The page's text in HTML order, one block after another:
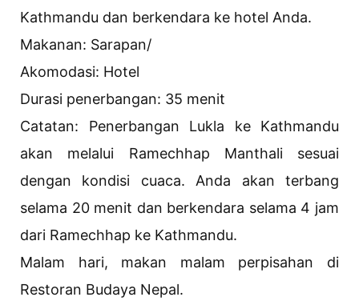
Kathmandu dan berkendara ke hotel Anda.
Makanan: Sarapan/
Akomodasi: Hotel
Durasi penerbangan: 35 menit
Catatan: Penerbangan Lukla ke Kathmandu
akan melalui Ramechhap Manthali sesuai
dengan kondisi cuaca. Anda akan terbang
selama 20 menit dan berkendara selama 4 jam
dari Ramechhap ke Kathmandu.
Malam hari, makan malam perpisahan di
Restoran Budaya Nepal.